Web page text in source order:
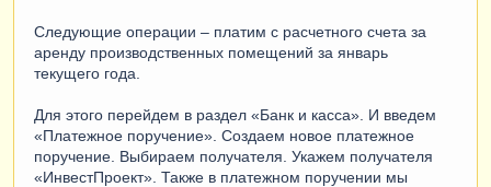
Следующие операции – платим с расчетного счета за
аренду производственных помещений за январь
текущего года.
Для этого перейдем в раздел «Банк и касса». И введем
«Платежное поручение». Создаем новое платежное
поручение. Выбираем получателя. Укажем получателя
«ИнвестПроект». Также в платежном поручении мы